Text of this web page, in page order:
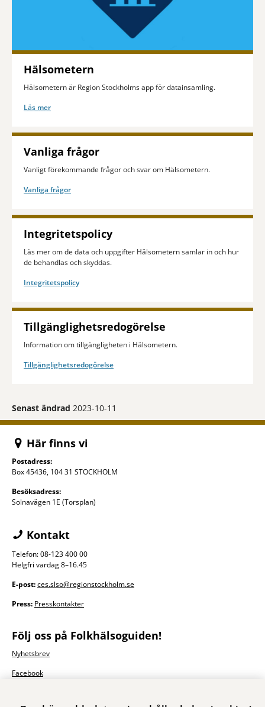
Hälsometern
Hälsometern är Region Stockholms app för datainsamling.
Läs mer
Vanliga frågor
Vanligt förekommande frågor och svar om Hälsometern.
Vanliga frågor
Integritetspolicy
Läs mer om de data och uppgifter Hälsometern samlar in och hur
de behandlas och skyddas.
Integritetspolicy
Tillgänglighetsredogörelse
Information om tillgängligheten i Hälsometern.
Tillgänglighetsredogörelse
Senast ändrad 2023-10-11
Här finns vi
Postadress:
Box 45436, 104 31 STOCKHOLM
Besöksadress:
Solnavägen 1E (Torsplan)
Kontakt
Telefon: 08-123 400 00
Helgfri vardag 8–16.45
E-post:ces.slso@regionstockholm.se
Press: Presskontakter
Följ oss på Folkhälsoguiden!
Nyhetsbrev
Facebook